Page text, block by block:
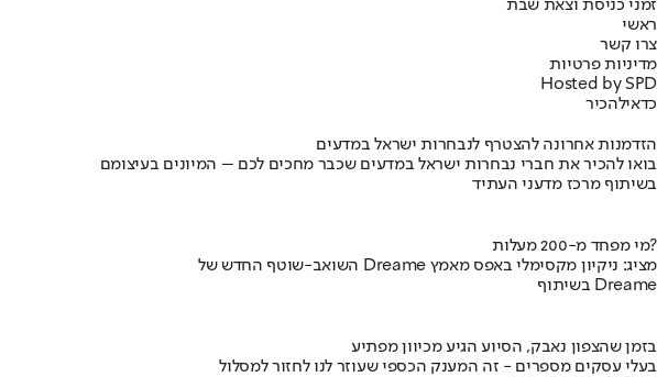
זמני כניסת וצאת שבת
ראשי
צרו קשר
מדיניות פרטיות
Hosted by SPD
כדאילהכיר
הזדמנות אחרונה להצטרף לנבחרות ישראל במדעים
בואו להכיר את חברי נבחרות ישראל במדעים שכבר מחכים לכם – המיונים בעיצומם
בשיתוף מרכז מדעני העתיד
מי מפחד מ-200 מעלות?
השואב-שוטף החדש של Dreame מציג: ניקיון מקסימלי באפס מאמץ
בשיתוף Dreame
בזמן שהצפון נאבק, הסיוע הגיע מכיוון מפתיע
בעלי עסקים מספרים - זה המענק הכספי שעוזר לנו לחזור למסלול